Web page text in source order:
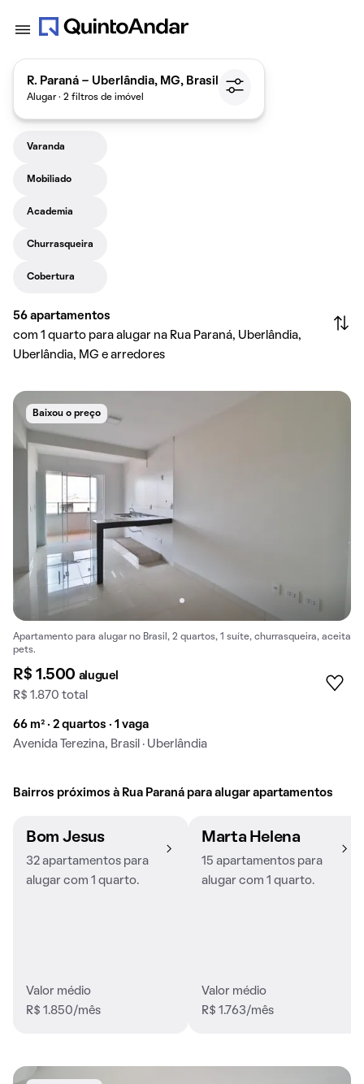
R. Paraná - Uberlândia, MG, Brasil
Alugar · 2 filtros de imóvel
Varanda
Mobiliado
Academia
Churrasqueira
Cobertura
56 apartamentos
com 1 quarto para alugar na Rua Paraná, Uberlândia,
Uberlândia, MG e arredores
Baixou o preço
Apartamento para alugar no Brasil, 2 quartos, 1 suíte, churrasqueira, aceita
pets.
R$ 1.500 aluguel
R$ 1.870 total
66 m² · 2 quartos · 1 vaga
Avenida Terezina, Brasil · Uberlândia
Bairros próximos à Rua Paraná para alugar apartamentos
Bom Jesus
32 apartamentos para
alugar com 1 quarto.
Valor médio
R$ 1.850/mês
Marta Helena
15 apartamentos para
alugar com 1 quarto.
Valor médio
R$ 1.763/mês